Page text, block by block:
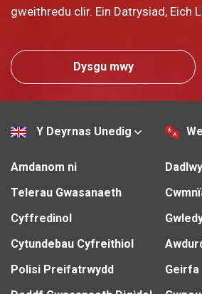
gweithredu clir. Ein Datrysiad, Eich
Dysgu mwy
Y Deyrnas Unedig
Amdanom ni
Telerau Gwasanaeth
Cyffredinol
Cytundebau Cyfreithiol
Polisi Preifatrwydd
Geirfa